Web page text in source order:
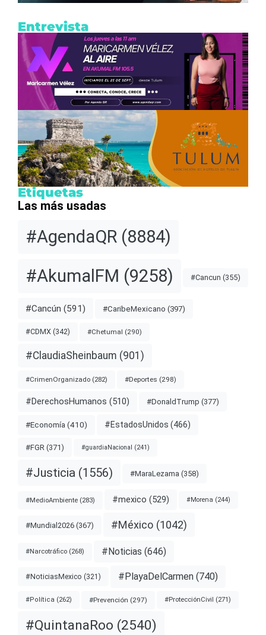
Entrevista
Etiquetas
Las más usadas
#AgendaQR (8884)
#AkumalFM (9258) #Cancun (355)
#Cancún (591) #CaribeMexicano (397)
#CDMX (342) #Chetumal (290)
#ClaudiaSheinbaum (901)
#CrimenOrganizado (282) #Deportes (298)
#DerechosHumanos (510) #DonaldTrump (377)
#Economía (410) #EstadosUnidos (466)
#FGR (371) #guardiaNacional (241)
#Justicia (1556) #MaraLezama (358)
#MedioAmbiente (283) #mexico (529) #Morena (244)
#Mundial2026 (367) #México (1042)
#Narcotráfico (268) #Noticias (646)
#NoticiasMexico (321) #PlayaDelCarmen (740)
#Política (262) #Prevención (297) #ProtecciónCivil (271)
#QuintanaRoo (2540)